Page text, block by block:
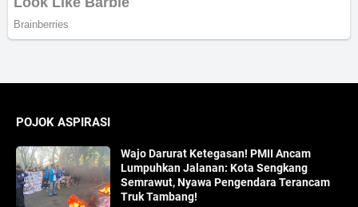
POJOK ASPIRASI
Wajo Darurat Ketegasan! PMII Ancam
Lumpuhkan Jalanan: Kota Sengkang
Semrawut, Nyawa Pengendara Terancam
Truk Tambang!